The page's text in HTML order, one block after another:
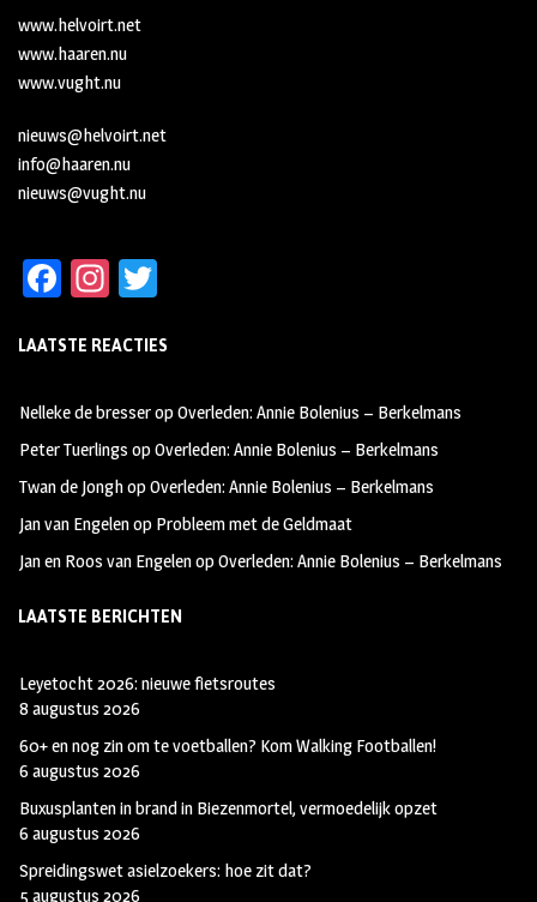
www.helvoirt.net
www.haaren.nu
www.vught.nu
nieuws@helvoirt.net
info@haaren.nu
nieuws@vught.nu
Fa
b
oo
k
In
ag
m
tt
LAATSTE REACTIES
Nelleke de bresseropOverleden: Annie Bolenius – Berkelmans
Peter Tuerlings opOverleden: Annie Bolenius – Berkelmans
Twan de JonghopOverleden: Annie Bolenius – Berkelmans
Jan van Engelenop Probleem met de Geldmaat
Jan en Roos van EngelenopOverleden: Annie Bolenius – Berkelmans
LAATSTE BERICHTEN
Leyetocht 2026: nieuwe fietsroutes
8 augustus 2026
60+ en nog zin om te voetballen? Kom Walking Footballen!
6 augustus 2026
Buxusplanten in brand in Biezenmortel, vermoedelijk opzet
6 augustus 2026
Spreidingswet asielzoekers: hoe zit dat?
5 augustus 2026